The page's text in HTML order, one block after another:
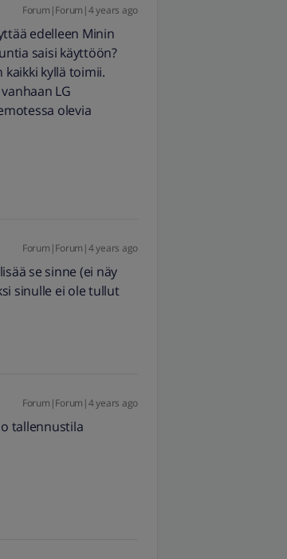
Forum|Forum|4 years ago
edelleen Minin
saisi käyttöön?
kyllä toimii.
LG
olevia
Forum|Forum|4 years ago
se sinne (ei näy
sinulle ei ole tullut
Forum|Forum|4 years ago
tallennustila